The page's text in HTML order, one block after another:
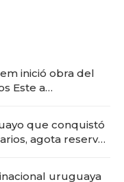
inició obra del
Este a
que conquistó
agota reservas
uruguaya